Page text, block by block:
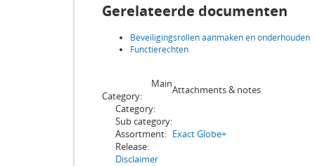
Gerelateerde documenten
Beveiligingsrollen aanmaken en onderhouden
Functierechten
Main
Category:
Attachments & notes
Category:
Sub category:
Assortment: Exact Globe+
Release:
Disclaimer